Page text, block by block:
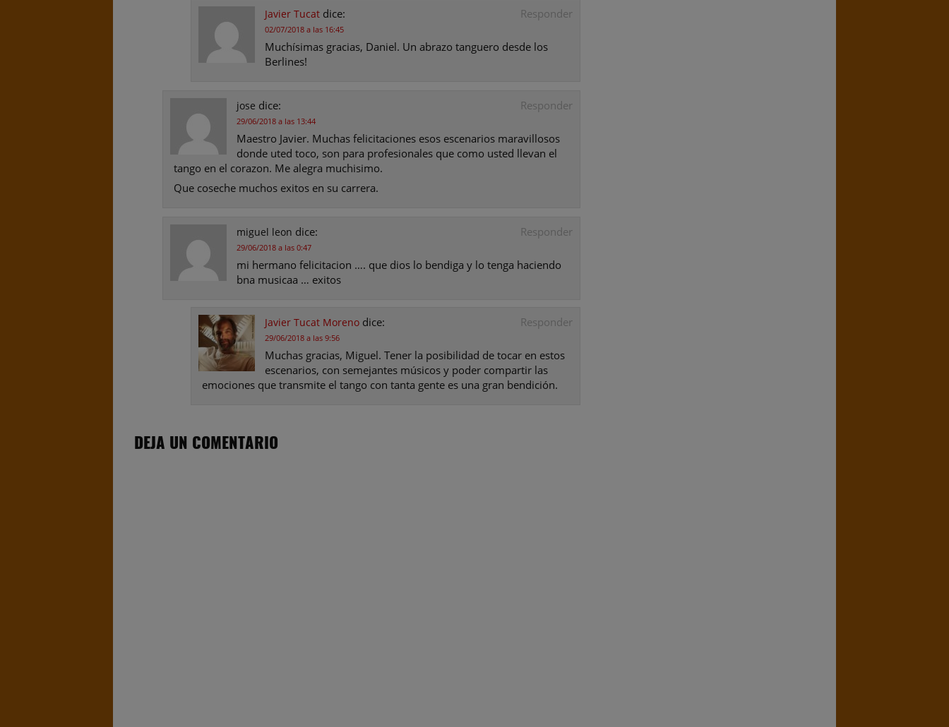
Javier Tucat dice:
02/07/2018 a las 16:45
Muchísimas gracias, Daniel. Un abrazo tanguero desde los
Berlines!
Responder
jose dice:
29/06/2018 a las 13:44
Maestro Javier. Muchas felicitaciones esos escenarios maravillosos
donde uted toco, son para profesionales que como usted llevan el
tango en el corazon. Me alegra muchisimo.
Que coseche muchos exitos en su carrera.
Responder
miguel leon dice:
29/06/2018 a las 0:47
mi hermano felicitacion …. que dios lo bendiga y lo tenga haciendo
bna musicaa … exitos
Responder
Javier Tucat Moreno dice:
29/06/2018 a las 9:56
Muchas gracias, Miguel. Tener la posibilidad de tocar en estos
escenarios, con semejantes músicos y poder compartir las
emociones que transmite el tango con tanta gente es una gran bendición.
Responder
DEJA UN COMENTARIO